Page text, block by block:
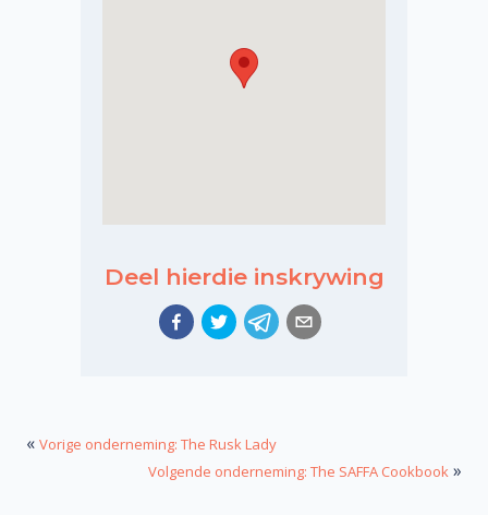
Deel hierdie inskrywing
« Vorige onderneming: The Rusk Lady
Volgende onderneming: The SAFFA Cookbook »